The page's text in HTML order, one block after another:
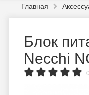
Главная
Блок
Necchi